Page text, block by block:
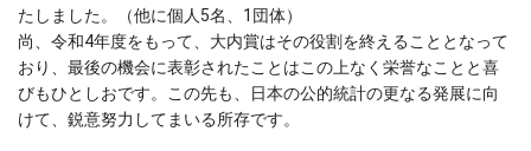
たしました。（他に個人5名、1団体）
尚、令和4年度をもって、大内賞はその役割を終えることとなって
おり、最後の機会に表彰されたことはこの上なく栄誉なことと喜
びもひとしおです。この先も、日本の公的統計の更なる発展に向
けて、鋭意努力してまいる所存です。